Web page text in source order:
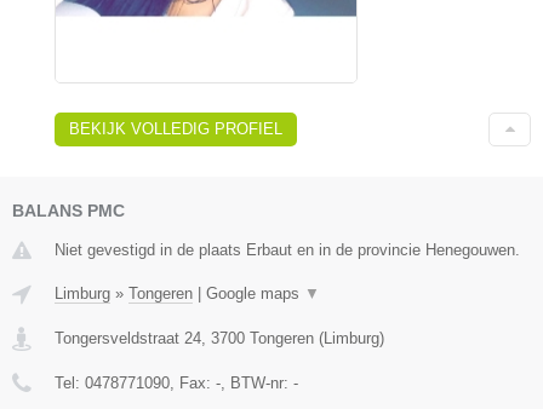
BEKIJK VOLLEDIG PROFIEL
BALANS PMC
Niet gevestigd in de plaats Erbaut en in de provincie Henegouwen.
Limburg » Tongeren Google maps ▼
Tongersveldstraat 24, 3700 Tongeren (Limburg)
Tel: 0478771090, Fax: -, BTW-nr: -